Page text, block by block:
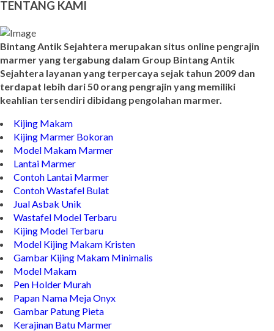
TENTANG KAMI
Bintang Antik Sejahtera merupakan situs online pengrajin
marmer yang tergabung dalam Group Bintang Antik
Sejahtera layanan yang terpercaya sejak tahun 2009 dan
terdapat lebih dari 50 orang pengrajin yang memiliki
keahlian tersendiri dibidang pengolahan marmer.
Kijing Makam
Kijing Marmer Bokoran
Model Makam Marmer
Lantai Marmer
Contoh Lantai Marmer
Contoh Wastafel Bulat
Jual Asbak Unik
Wastafel Model Terbaru
Kijing Model Terbaru
Model Kijing Makam Kristen
Gambar Kijing Makam Minimalis
Model Makam
Pen Holder Murah
Papan Nama Meja Onyx
Gambar Patung Pieta
Kerajinan Batu Marmer